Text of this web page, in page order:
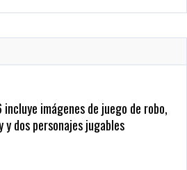
digitales su racha de
imágenes de juego de robo,
dos personajes jugables